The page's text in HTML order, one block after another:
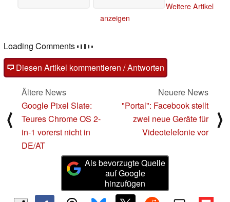
Weitere Artikel
anzeigen
Loading Comments
Diesen Artikel kommentieren / Antworten
⟨
Ältere News
Google Pixel Slate:
Teures Chrome OS 2-
in-1 vorerst nicht in
DE/AT
Neuere News
"Portal": Facebook stellt
zwei neue Geräte für
Videotelefonie vor
⟩
Als bevorzugte Quelle
auf Google
hinzufügen